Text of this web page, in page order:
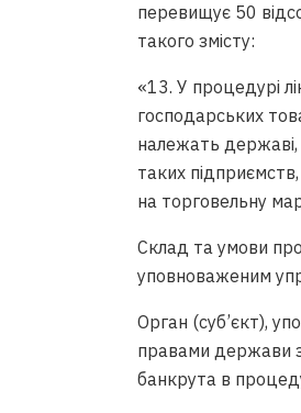
перевищує 50
такого змісту:
«13. У процедурі
господарських
належать державі,
таких
на торговельну
Склад та умови
уповноваженим
Орган (суб’єкт),
правами держави
банкрута в